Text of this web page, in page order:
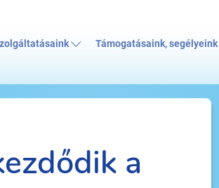
Támogatásaink, segélyeink
a